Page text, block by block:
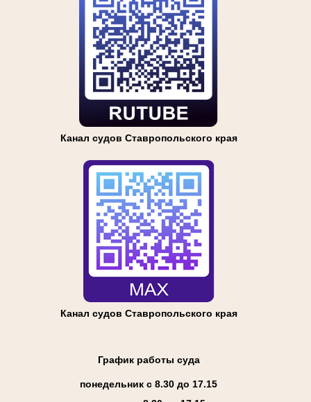
Канал судов Ставропольского края
Канал судов Ставропольского края
График работы суда
понедельник с 8.30 до 17.15